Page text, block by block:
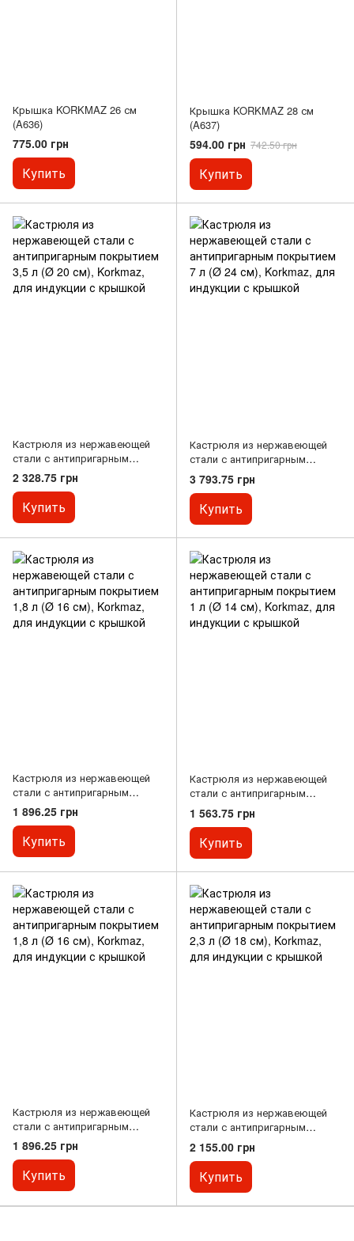
Крышка KORKMAZ 26 см
(A636)
775.00 грн
Купить
Крышка KORKMAZ 28 см
(A637)
594.00 грн 742.50 грн
Купить
Кастрюля из нержавеющей
стали с антипригарным
покрытием 3,5 л (Ø 20 см),
Korkmaz, для индукции с
крышкой
2 328.75 грн
Купить
Кастрюля из нержавеющей
стали с антипригарным
покрытием 7 л (Ø 24 см),
Korkmaz, для индукции с
крышкой
3 793.75 грн
Купить
Кастрюля из нержавеющей
стали с антипригарным
покрытием 1,8 л (Ø 16 см),
Korkmaz, для индукции с
крышкой
1 896.25 грн
Купить
Кастрюля из нержавеющей
стали с антипригарным
покрытием 1 л (Ø 14 см),
Korkmaz, для индукции с
крышкой
1 563.75 грн
Купить
Кастрюля из нержавеющей
стали с антипригарным
покрытием 1,8 л (Ø 16 см),
Korkmaz, для индукции с
крышкой
1 896.25 грн
Купить
Кастрюля из нержавеющей
стали с антипригарным
покрытием 2,3 л (Ø 18 см),
Korkmaz, для индукции с
крышкой
2 155.00 грн
Купить